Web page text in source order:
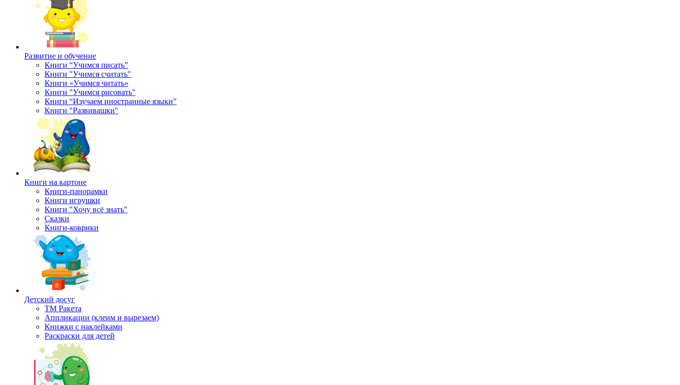
Развитие и обучение
Книги “Учимся писать”
Книги "Учимся считать"
Книги «Учимся читать»
Книги "Учимся рисовать"
Книги “Изучаем иностранные языки”
Книги "Развивашки"
Книги на картоне
Книги-панорамки
Книги игрушки
Книги "Хочу всё знать"
Сказки
Книги-коврики
Детский досуг
ТМ Ракета
Аппликации (клеим и вырезаем)
Книжки с наклейками
Раскраски для детей